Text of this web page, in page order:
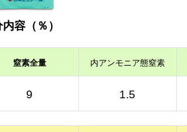
容（％）
窒素全量 内アンモニア態窒素
9 1.5